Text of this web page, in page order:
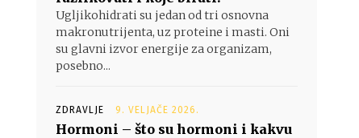
Ugljikohidrati su jedan od tri osnovna
makronutrijenta, uz proteine i masti. Oni
su glavni izvor energije za organizam,
posebno...
ZDRAVLJE 9. VELJAČE 2026.
Hormoni – što su hormoni i kakvu